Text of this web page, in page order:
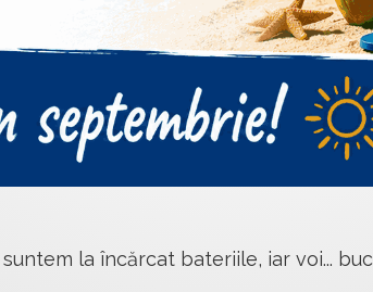
suntem la încărcat bateriile, iar voi...